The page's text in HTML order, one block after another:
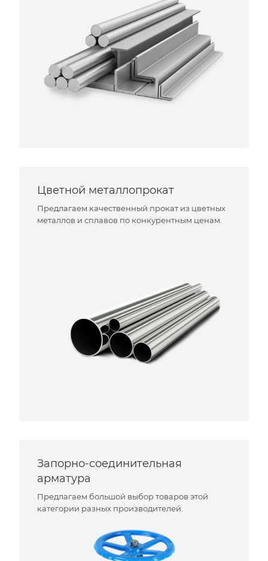
Цветной металлопрокат
Предлагаем качественный прокат из цветных
металлов и сплавов по конкурентным ценам.
Запорно-соединительная
арматура
Предлагаем большой выбор товаров этой
категории разных производителей.